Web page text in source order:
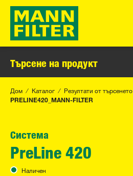
Търсене на продукт
Дом Каталог Резултати от търсенето
PRELINE420_MANN-FILTER
Система
PreLine 420
Наличен